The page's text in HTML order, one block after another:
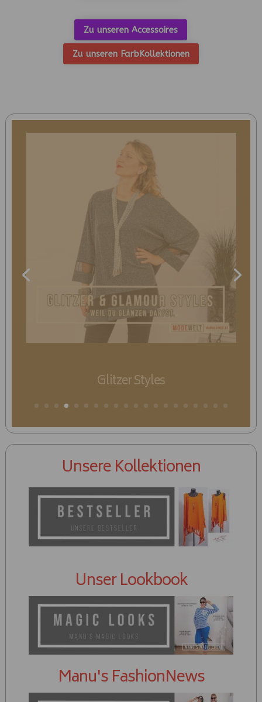
Zu unseren Accessoires
Zu unseren FarbKollektionen
Gold- & Braun Styles
Unsere Kollektionen
Unser Lookbook
Manu's FashionNews